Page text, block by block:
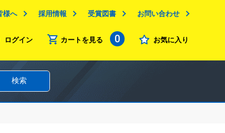
様へ 採用情報 受賞図書 お問い合わせ
ログイン カートを見る 0 お気に入り
検索